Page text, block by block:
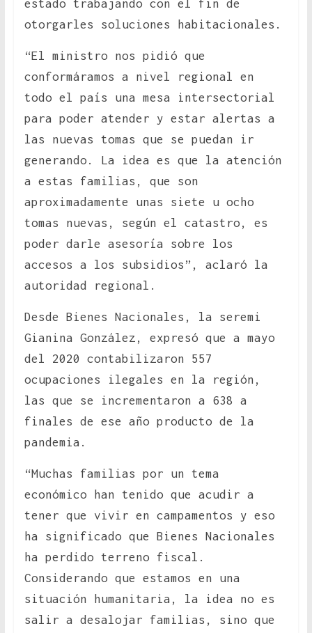
estado trabajando con el fin de
otorgarles soluciones habitacionales.
“El ministro nos pidió que
conformáramos a nivel regional en
todo el país una mesa intersectorial
para poder atender y estar alertas a
las nuevas tomas que se puedan ir
generando. La idea es que la atención
a estas familias, que son
aproximadamente unas siete u ocho
tomas nuevas, según el catastro, es
poder darle asesoría sobre los
accesos a los subsidios”, aclaró la
autoridad regional.
Desde Bienes Nacionales, la seremi
Gianina González, expresó que a mayo
del 2020 contabilizaron 557
ocupaciones ilegales en la región,
las que se incrementaron a 638 a
finales de ese año producto de la
pandemia.
“Muchas familias por un tema
económico han tenido que acudir a
tener que vivir en campamentos y eso
ha significado que Bienes Nacionales
ha perdido terreno fiscal.
Considerando que estamos en una
situación humanitaria, la idea no es
salir a desalojar familias, sino que